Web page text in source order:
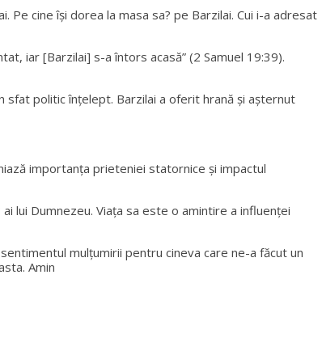
cine își dorea la masa sa? pe Barzilai. Cui i-a adresat
iar [Barzilai] s-a întors acasă” (2 Samuel 19:39).
sfat politic înțelept. Barzilai a oferit hrană și așternut
importanța prieteniei statornice și impactul
lui Dumnezeu. Viața sa este o amintire a influenței
mulțumirii pentru cineva care ne-a făcut un
Amin